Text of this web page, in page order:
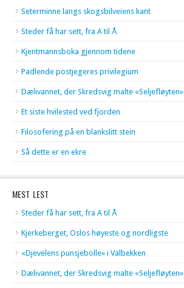
Seterminne langs skogsbilveiens kant
Steder få har sett, fra A til Å
Kjentmannsboka gjennom tidene
Padlende postjegeres privilegium
Dælivannet, der Skredsvig malte «Seljefløyten»
Et siste hvilested ved fjorden
Filosofering på en blankslitt stein
Så dette er en ekre
MEST LEST
Steder få har sett, fra A til Å
Kjerkeberget, Oslos høyeste og nordligste
«Djevelens punsjebolle» i Valbekken
Dælivannet, der Skredsvig malte «Seljefløyten»